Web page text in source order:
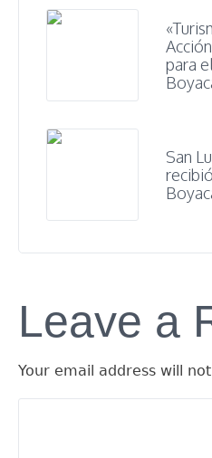
para
San
Leave a
Your email address will